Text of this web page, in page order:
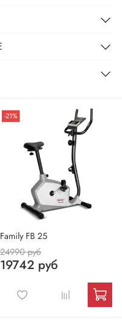
-21%
Family FB 25
24990 руб
19742 руб